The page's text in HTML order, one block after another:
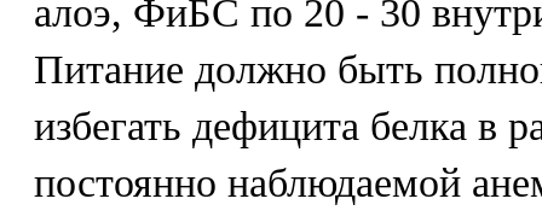
алоэ, ФиБС по 20 - 30
Питание должно быть
избегать дефицита белка в
постоянно наблюдаемой